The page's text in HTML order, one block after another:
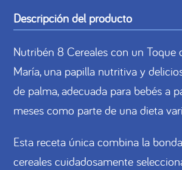
Descripción del producto
Nutribén 8 Cereales con un Toque
María, una papilla nutritiva y
de palma, adecuada para bebés a
meses como parte de una dieta
Esta receta única combina la
cereales cuidadosamente